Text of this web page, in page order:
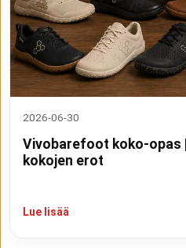
2026-06-30
Vivobarefoot koko-opas
kokojen erot
Lue lisää